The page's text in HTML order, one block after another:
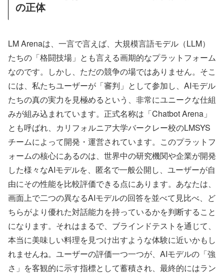
の正体
LM Arenaは、一言で言えば、大規模言語モデル（LLM）
たちの「格闘技場」とも言える画期的なプラットフォーム
なのです。しかし、ただの競争の場ではありません。そこ
には、私たちユーザーが「審判」として参加し、AIモデル
たちの真の実力を見極めるという、非常にユニークな仕組
みが組み込まれています。正式名称は「Chatbot Arena」
とも呼ばれ、カリフォルニア大学バークレー校のLMSYS
チームによって開発・運営されています。このプラットフ
ォームの核心にあるのは、世界中の研究機関や企業が開発
した様々なAIモデルを、匿名で一般公開し、ユーザーが自
由にその性能を比較評価できる点にあります。あなたは、
画面上で二つの異なるAIモデルの回答を並べて見比べ、ど
ちらがより優れた対話能力を持っているかを判断すること
になります。それはまるで、ブラインドテストを通じて、
本当に美味しい料理を見つけ出すような体験に近いかもし
れませんね。ユーザーの評価一つ一つが、AIモデルの「強
さ」を客観的に示す指標として蓄積され、最終的にはラン